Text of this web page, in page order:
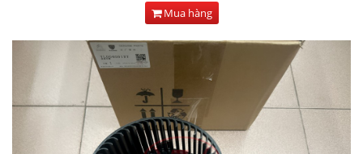
Mua hàng